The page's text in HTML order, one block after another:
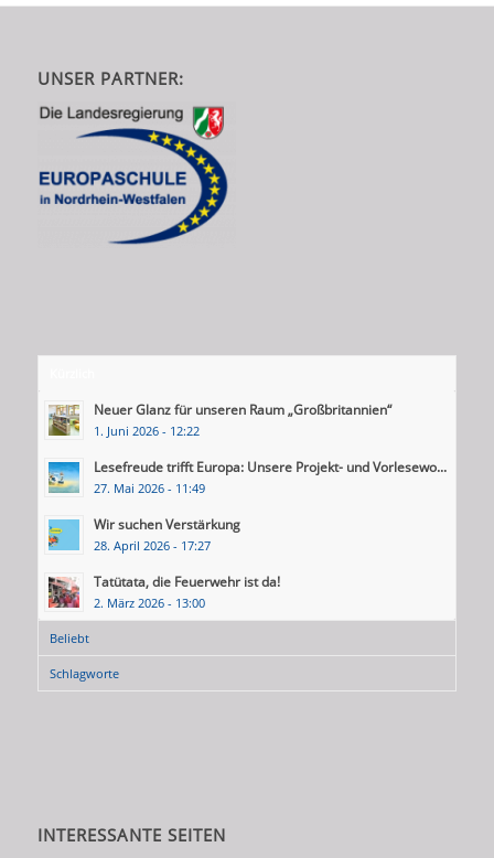
UNSER PARTNER:
Neuer Glanz für unseren Raum „Großbritannien“
1. Juni 2026 - 12:22
Lesefreude trifft Europa: Unsere Projekt- und Vorlesewo...
27. Mai 2026 - 11:49
Wir suchen Verstärkung
28. April 2026 - 17:27
Tatütata, die Feuerwehr ist da!
2. März 2026 - 13:00
Beliebt
Schlagworte
INTERESSANTE SEITEN